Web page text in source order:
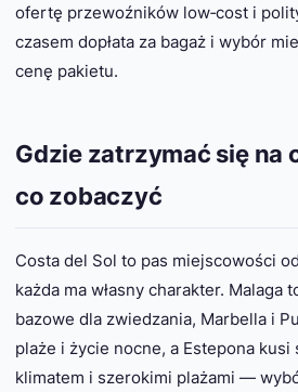
ofertę przewoźników low‑cost i
czasem dopłata za bagaż i wybór
cenę pakietu.
Gdzie zatrzymać się na
co zobaczyć
Costa del Sol to pas miejscowości
każda ma własny charakter. Malaga
bazowe dla zwiedzania, Marbella i
plaże i życie nocne, a Estepona
klimatem i szerokimi plażami —